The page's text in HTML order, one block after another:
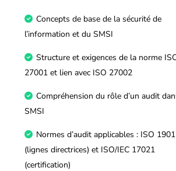
Concepts de base de la sécurité de
l’information et du SMSI
Structure et exigences de la norme
27001 et lien avec ISO 27002
Compréhension du rôle d’un audit
SMSI
Normes d’audit applicables : ISO
(lignes directrices) et ISO/IEC 17021
(certification)